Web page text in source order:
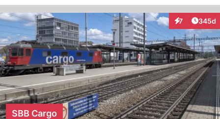
7
Interaktionen
345d
SBB Cargo